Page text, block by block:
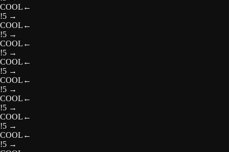
COOL ←
!5 →
COOL ←
!5 →
COOL ←
!5 →
COOL ←
!5 →
COOL ←
!5 →
COOL ←
!5 →
COOL ←
!5 →
COOL ←
!5 →